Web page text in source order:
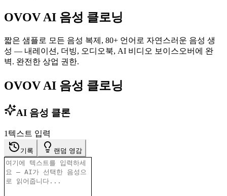
OVOV AI 음성 클로닝
짧은 샘플로 모든 음성 복제, 80+ 언어로 자연스러운 음성 생
성 — 내레이션, 더빙, 오디오북, AI 비디오 보이스오버에 완
벽. 완전한 상업 권한.
OVOV AI 음성 클로닝
AI 음성 클론
1 텍스트 입력
기록 랜덤 영감